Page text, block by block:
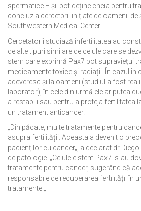
spermatice – și pot deține cheia pentru
concluzia cercetprii inițiate de oamenii de
Southwestern Medical Center.
Cercetatorii studiază infertilitatea au
de alte tipuri similare de celule care se
stem care exprimă Pax7 pot supraviețui
medicamentetoxice și radiații În cazul în
adeveresc și la oameni (studiul a fost
laborator) în cele din urmă ele ar putea
a restabili sau pentru a proteja fertilitatea
un tratament anticancer.
„Din păcate multetratamente pentru
asupra fertilității Aceasta a devenit o
pacienților cu cancer„, a declarat dr Diego
de patologie „Celulele stem Pax7 s-au
tratamente pentru cancer, sugerând că
responsabile de recuperarea fertilității în
tratamente. „